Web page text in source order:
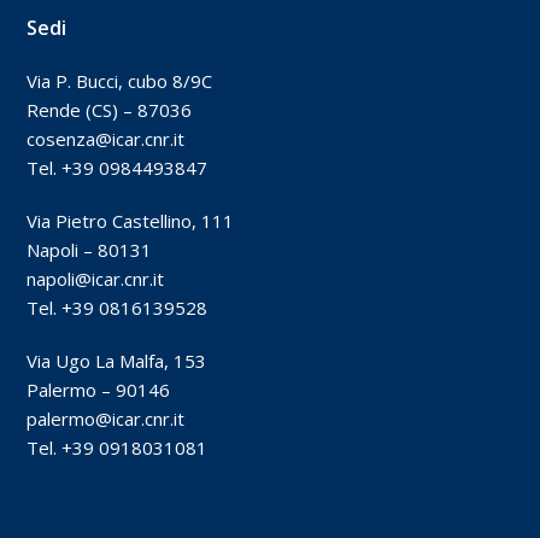
Sedi
Via P. Bucci, cubo 8/9C
Rende (CS) – 87036
cosenza@icar.cnr.it
Tel. +39 0984493847
Via Pietro Castellino, 111
Napoli – 80131
napoli@icar.cnr.it
Tel. +39 0816139528
Via Ugo La Malfa, 153
Palermo – 90146
palermo@icar.cnr.it
Tel. +39 0918031081